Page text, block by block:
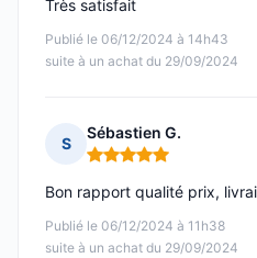
Publié le 06/12/2024 à 14h43
suite à un achat du 29/09/2024
Très satisfait
S
Sébastien G.
Note : 5 sur 5
Publié le 06/12/2024 à 11h38
suite à un achat du 29/09/2024
Bon rapport qualité prix,